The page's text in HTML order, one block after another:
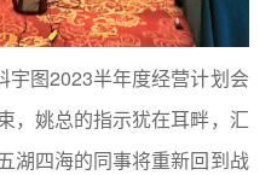
宇图2023半年度经营计划会
，姚总的指示犹在耳畔，汇
湖四海的同事将重新回到战